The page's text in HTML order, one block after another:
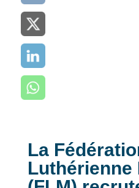
La
Luthérienne